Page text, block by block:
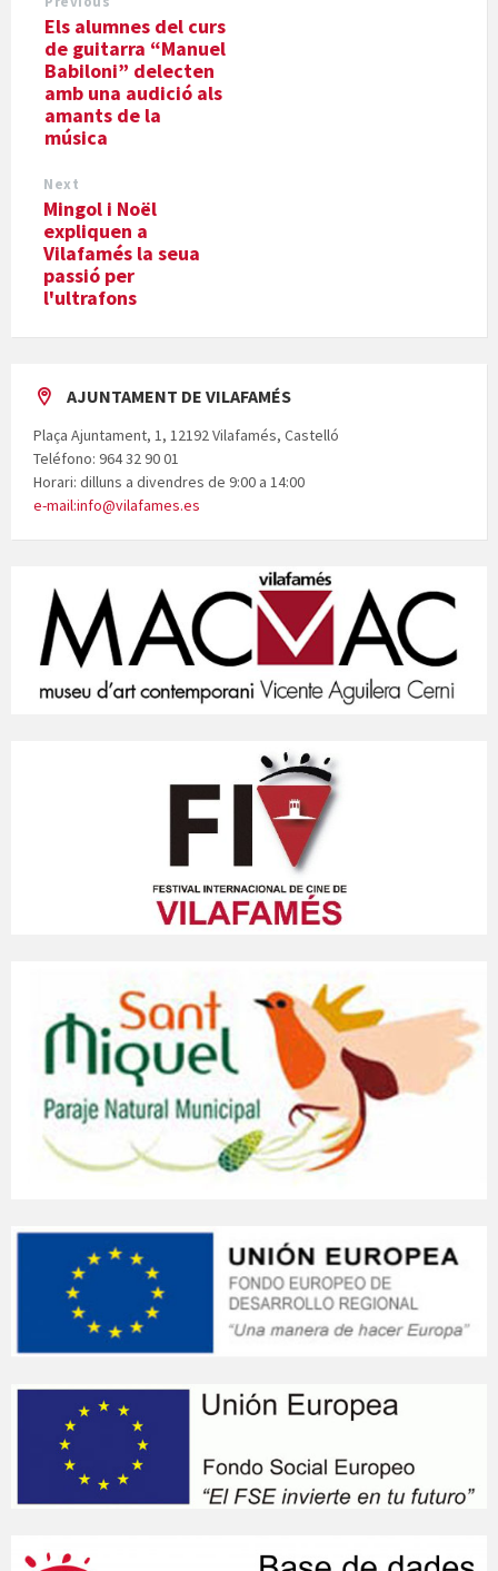
Els alumnes del curs
de guitarra “Manuel
Babiloni” delecten
amb una audició als
amants de la
música
Next
Mingol i Noël
expliquen a
Vilafamés la seua
passió per
l'ultrafons
AJUNTAMENT DE VILAFAMÉS
Plaça Ajuntament, 1, 12192 Vilafamés, Castelló
Teléfono: 964 32 90 01
Horari: dilluns a divendres de 9:00 a 14:00
e-mail:info@vilafames.es